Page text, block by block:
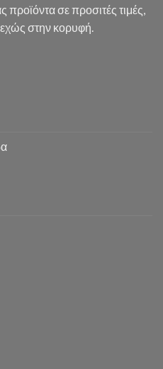
προϊόντα σε προσιτές τιμές,
στην κορυφή.